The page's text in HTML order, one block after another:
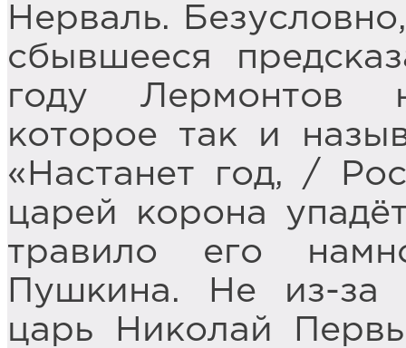
Нерваль.
сбывшееся
году Лермонтов
которое так и
«Настанет год, /
царей корона
травило его
Пушкина. Не из-за
царь Николай